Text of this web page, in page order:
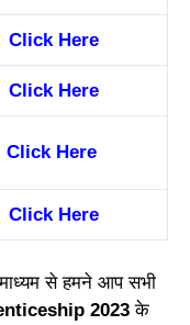
Click Here
Click Here
Click Here
Click Here
से हमने आप सभी
2023 के